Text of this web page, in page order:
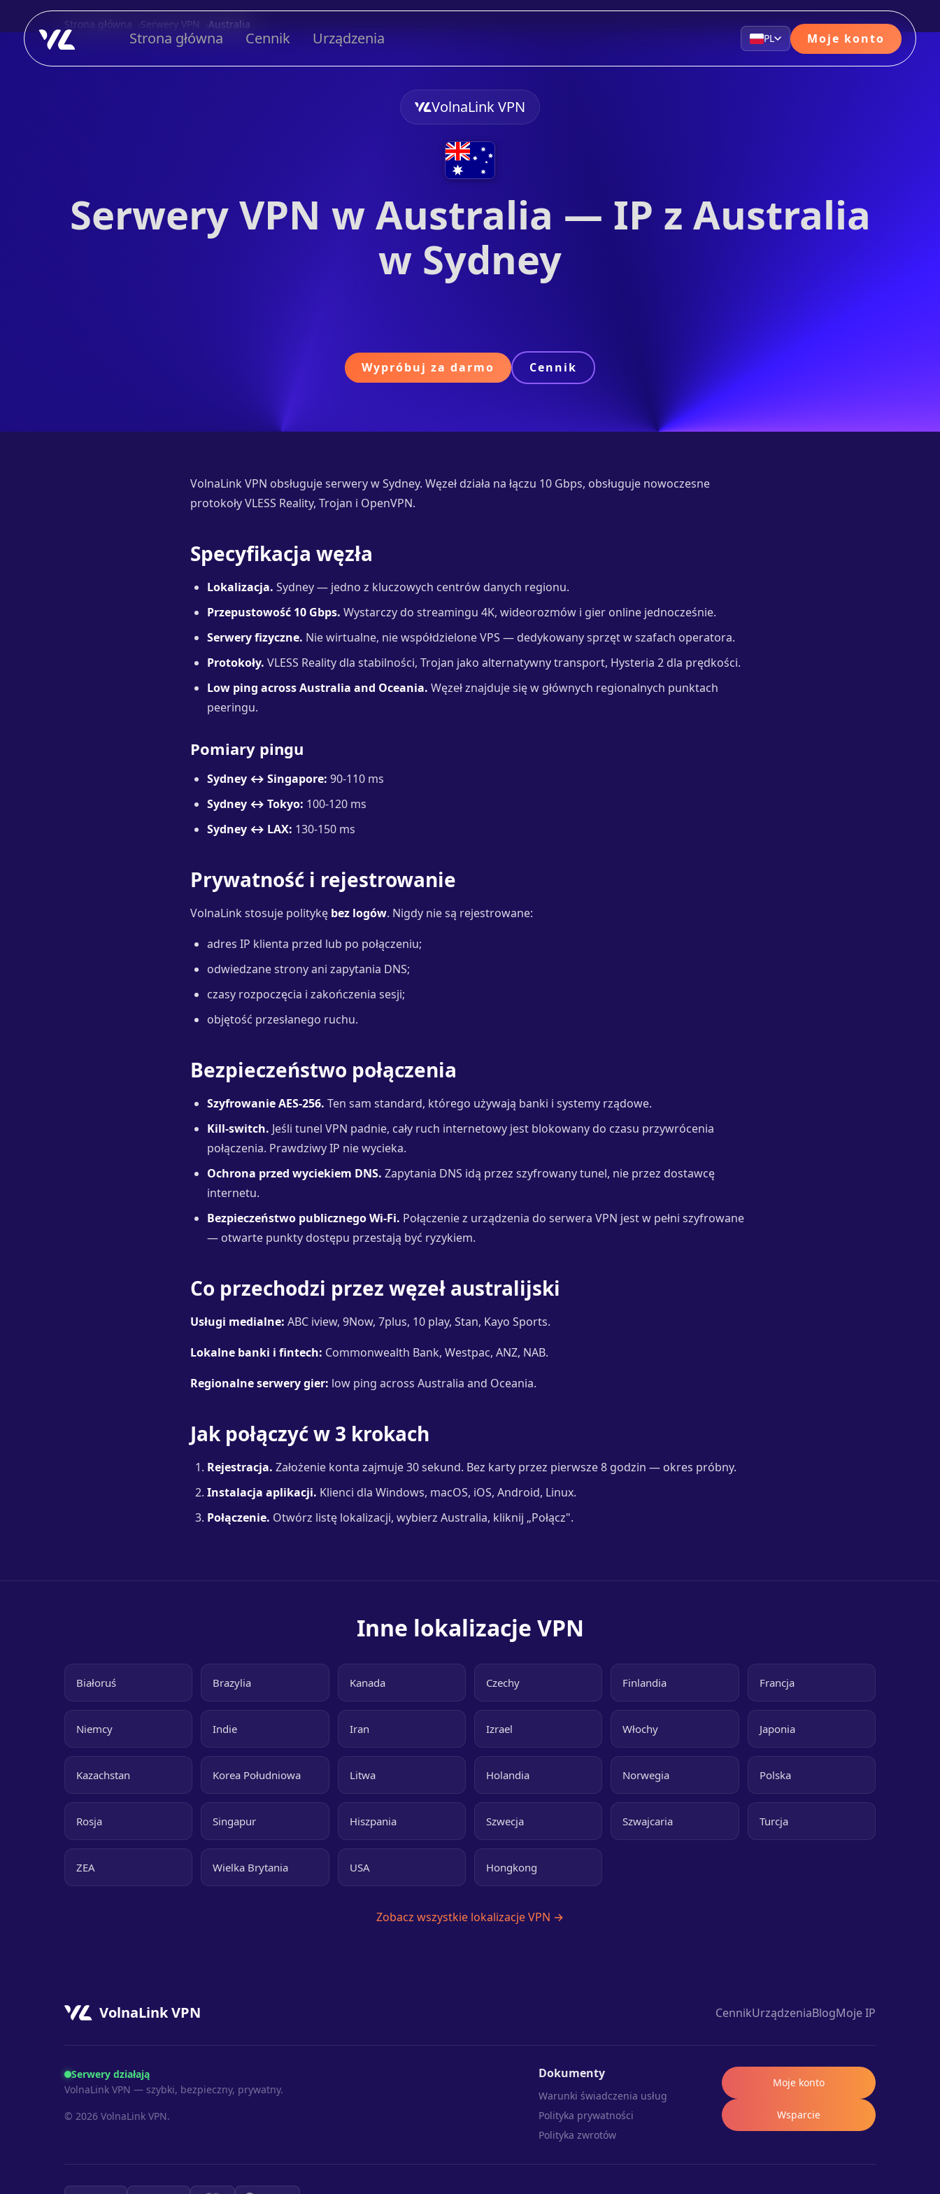
Strona główna Cennik Urządzenia PL Moje konto
Strona główna Serwery VPN Australia
VolnaLink VPN
Serwery VPN w Australia — IP z Australia
w Sydney
Wypróbuj za darmo Cennik
VolnaLink VPN obsługuje serwery w Sydney. Węzeł działa na łączu 10 Gbps, obsługuje nowoczesne
protokoły VLESS Reality, Trojan i OpenVPN.
Specyfikacja węzła
Lokalizacja. Sydney — jedno z kluczowych centrów danych regionu.
Przepustowość 10 Gbps. Wystarczy do streamingu 4K, wideorozmów i gier online jednocześnie.
Serwery fizyczne. Nie wirtualne, nie współdzielone VPS — dedykowany sprzęt w szafach operatora.
Protokoły. VLESS Reality dla stabilności, Trojan jako alternatywny transport, Hysteria 2 dla prędkości.
Low ping across Australia and Oceania. Węzeł znajduje się w głównych regionalnych punktach
peeringu.
Pomiary pingu
Sydney ↔ Singapore: 90-110 ms
Sydney ↔ Tokyo: 100-120 ms
Sydney ↔ LAX: 130-150 ms
Prywatność i rejestrowanie
VolnaLink stosuje politykę bez logów. Nigdy nie są rejestrowane:
adres IP klienta przed lub po połączeniu;
odwiedzane strony ani zapytania DNS;
czasy rozpoczęcia i zakończenia sesji;
objętość przesłanego ruchu.
Bezpieczeństwo połączenia
Szyfrowanie AES-256. Ten sam standard, którego używają banki i systemy rządowe.
Kill-switch. Jeśli tunel VPN padnie, cały ruch internetowy jest blokowany do czasu przywrócenia
połączenia. Prawdziwy IP nie wycieka.
Ochrona przed wyciekiem DNS. Zapytania DNS idą przez szyfrowany tunel, nie przez dostawcę
internetu.
Bezpieczeństwo publicznego Wi-Fi. Połączenie z urządzenia do serwera VPN jest w pełni szyfrowane
— otwarte punkty dostępu przestają być ryzykiem.
Co przechodzi przez węzeł australijski
Usługi medialne: ABC iview, 9Now, 7plus, 10 play, Stan, Kayo Sports.
Lokalne banki i fintech: Commonwealth Bank, Westpac, ANZ, NAB.
Regionalne serwery gier: low ping across Australia and Oceania.
Jak połączyć w 3 krokach
Rejestracja. Założenie konta zajmuje 30 sekund. Bez karty przez pierwsze 8 godzin — okres próbny.
Instalacja aplikacji. Klienci dla Windows, macOS, iOS, Android, Linux.
Połączenie. Otwórz listę lokalizacji, wybierz Australia, kliknij „Połącz".
Inne lokalizacje VPN
Białoruś Brazylia Kanada Czechy Finlandia Francja
Niemcy Indie Iran Izrael Włochy Japonia
Kazachstan Korea Południowa Litwa Holandia Norwegia Polska
Rosja Singapur Hiszpania Szwecja Szwajcaria Turcja
ZEA Wielka Brytania USA Hongkong
Zobacz wszystkie lokalizacje VPN →
VolnaLink VPN CennikUrządzeniaBlogMoje IP
Serwery działają
VolnaLink VPN — szybki, bezpieczny, prywatny.
© 2026 VolnaLink VPN.
Dokumenty
Warunki świadczenia usług
Polityka prywatności
Polityka zwrotów
Moje konto
Wsparcie